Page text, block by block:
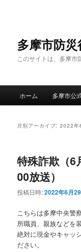
多摩市防
このサイトは、多摩市
ホーム 多摩市公
月別アーカイブ:2022年
特殊詐欺（6
00放送）
投稿日時:2022年6月
こちらは多摩中央警
所職員、親族などを
絶対に現金やキャッ
ださい。